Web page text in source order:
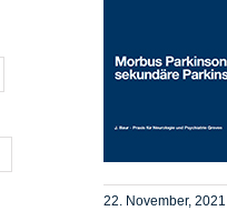
22. November, 2021